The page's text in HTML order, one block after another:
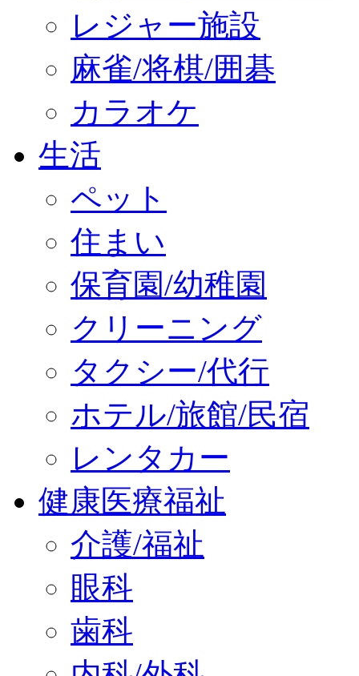
レジャー施設
麻雀/将棋/囲碁
カラオケ
生活
ペット
住まい
保育園/幼稚園
クリーニング
タクシー/代行
ホテル/旅館/民宿
レンタカー
健康医療福祉
介護/福祉
眼科
歯科